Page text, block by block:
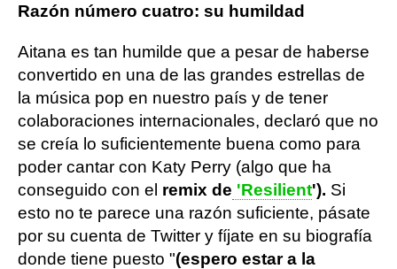
Razón número cuatro: su humildad
Aitana es tan humilde que a pesar de haberse
convertido en una de las grandes estrellas de
la música pop en nuestro país y de tener
colaboraciones internacionales, declaró que no
se creía lo suficientemente buena como para
poder cantar con Katy Perry (algo que ha
conseguido con el remix de 'Resilient'). Si
esto no te parece una razón suficiente, pásate
por su cuenta de Twitter y fíjate en su biografía
donde tiene puesto "(espero estar a la